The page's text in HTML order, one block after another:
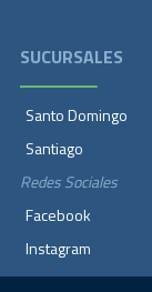
SUCURSALES
Santo Domingo
Santiago
Redes Sociales
Facebook
Instagram